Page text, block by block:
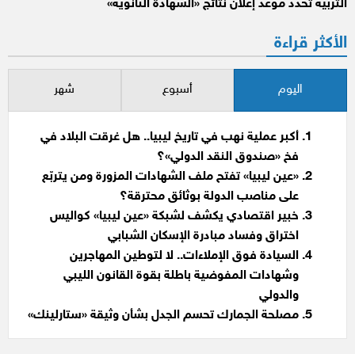
التربية تحدد موعد إعلان نتائج «الشهادة الثانوية»
الأكثر قراءة
اليوم أسبوع شهر
أكبر عملية نهب في تاريخ ليبيا.. هل غرقت البلاد في
فخ «صندوق النقد الدولي»؟
«عين ليبيا» تفتح ملف الشهادات المزورة ومن يتربّع
على مناصب الدولة بوثائق محترقة؟
خبير اقتصادي يكشف لشبكة «عين ليبيا» كواليس
اختراق وفساد مبادرة الإسكان الشبابي
السيادة فوق الإملاءات.. لا لتوطين المهاجرين
وشهادات المفوضية باطلة بقوة القانون الليبي
والدولي
مصلحة الجمارك تحسم الجدل بشأن وثيقة «ستارلينك»